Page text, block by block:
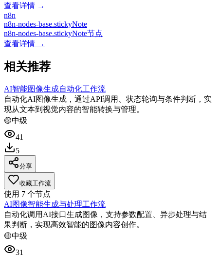
查看详情 →
n8n
n8n-nodes-base.stickyNote
n8n-nodes-base.stickyNote节点
查看详情 →
相关推荐
AI智能图像生成自动化工作流
自动化AI图像生成，通过API调用、状态轮询与条件判断，实
现从文本到视觉内容的智能转换与管理。
🟡中级
41
5
分享
收藏工作流
使用 7 个节点
AI图像智能生成与处理工作流
自动化调用AI接口生成图像，支持参数配置、异步处理与结
果判断，实现高效智能的图像内容创作。
🟡中级
31